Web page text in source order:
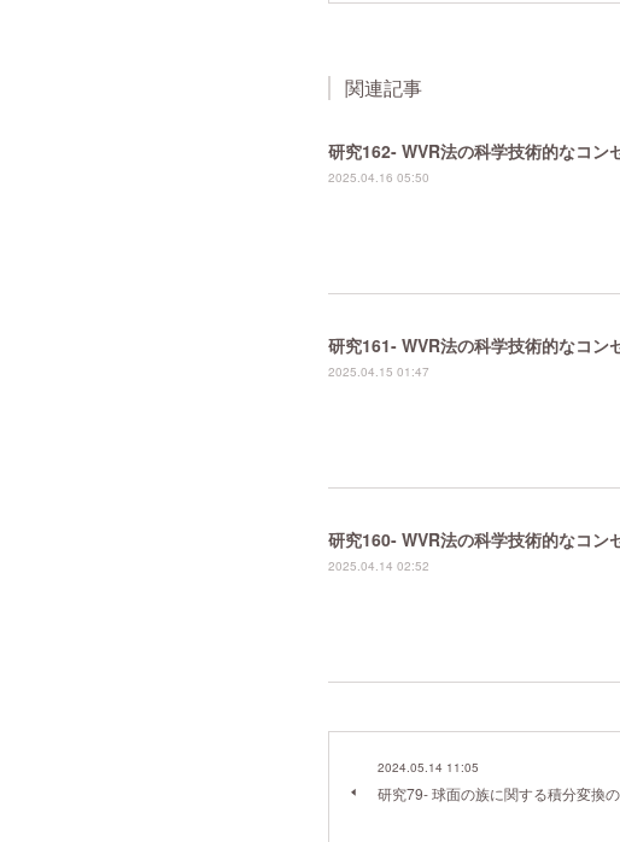
関連記事
研究162- WVR法の科学技術的なコン
2025.04.16 05:50
研究161- WVR法の科学技術的なコン
2025.04.15 01:47
研究160- WVR法の科学技術的なコン
2025.04.14 02:52
2024.05.14 11:05
研究79- 球面の族に関する積分変換